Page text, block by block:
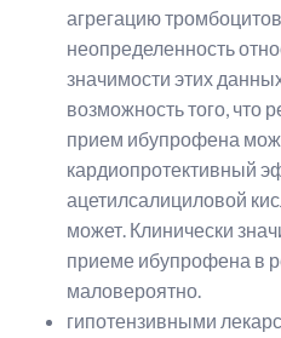
агрегацию
неопределенность
значимости этих
возможность того, что
прием ибупрофена
кардиопротективный
ацетилсалициловой
может. Клинически
приеме ибупрофена в
маловероятно.
гипотензивными